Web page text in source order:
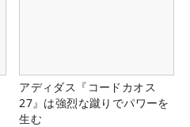
アディダス『コードカオス
27』は強烈な蹴りでパワーを
生む